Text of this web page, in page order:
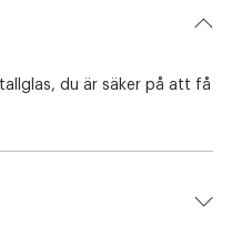
du är säker på att få